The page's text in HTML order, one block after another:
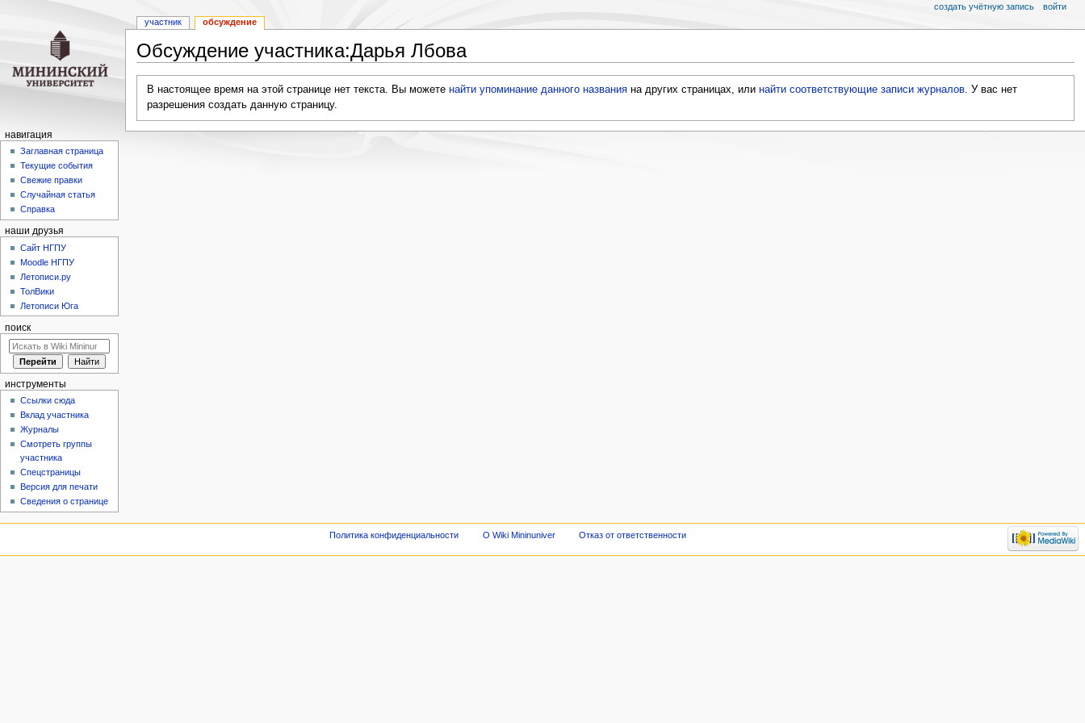
Обсуждение участника:Дарья Лбова
навигации
поиску
В настоящее время на этой странице нет текста. Вы можетенайти упоминание данного названия на других страницах, илинайти соответствующие записи журналов У вас нет
разрешения создать данную страницу.
участник обсуждение
создать учётную запись войти
навигация
Заглавная страница
Текущие события
Свежие правки
Случайная статья
Справка
наши друзья
Cайт НГПУ
Moodle НГПУ
Летописи.ру
ТолВики
Летописи Юга
поиск
инструменты
Ссылки сюда
Вклад участника
Журналы
Смотреть группы
участника
Спецстраницы
Версия для печати
Сведения о странице
Политика конфиденциальности О Wiki Mininuniver Отказ от ответственности